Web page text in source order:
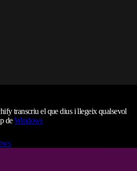
transcriu el que dius i llegeix qualsevol
deWindows